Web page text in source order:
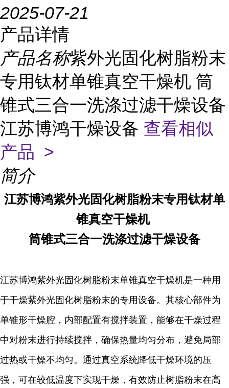
2025-07-21
产品详情
产品名称紫外光固化树脂粉末
专用钛材单锥真空干燥机 筒
锥式三合一洗涤过滤干燥设备
江苏博鸿干燥设备 查看相似
产品 >
简介
江苏博鸿紫外光固化树脂粉末专用钛材单
锥真空干燥机
筒锥式三合一洗涤过滤干燥设备
江苏博鸿紫外光固化树脂粉末单锥真空干燥机是一种用
于干燥紫外光固化树脂粉末的专用设备。其核心部件为
单锥形干燥腔，内部配置有搅拌装置，能够在干燥过程
中对粉末进行持续搅拌，确保热量均匀分布，避免局部
过热或干燥不均匀。通过真空系统降低干燥环境的压
强，可在较低温度下实现干燥，有效防止树脂粉末在高